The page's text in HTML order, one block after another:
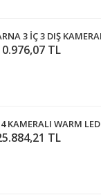
TL
TL